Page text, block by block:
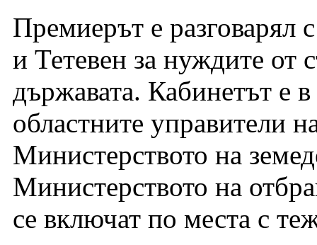
Премиерът е разговарял
и Тетевен за нуждите от
държавата. Кабинетът е
областните управители
Министерството на
Министерството на
се включат по места с